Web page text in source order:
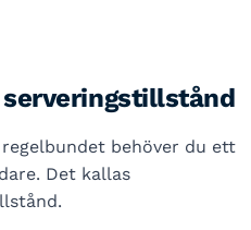
behöver du ett
Det kallas